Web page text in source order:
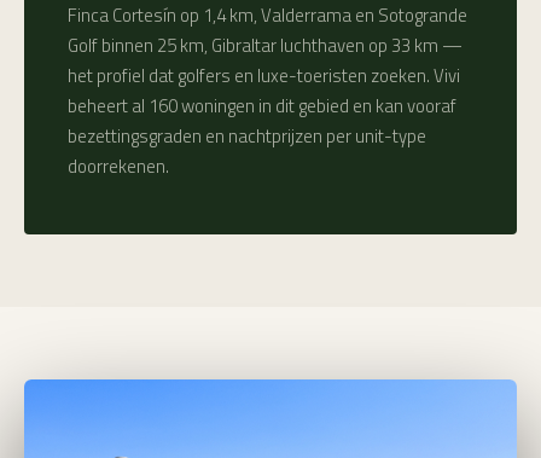
Finca Cortesín op 1,4 km, Valderrama en Sotogrande
Golf binnen 25 km, Gibraltar luchthaven op 33 km —
het profiel dat golfers en luxe-toeristen zoeken. Vivi
beheert al 160 woningen in dit gebied en kan vooraf
bezettingsgraden en nachtprijzen per unit-type
doorrekenen.